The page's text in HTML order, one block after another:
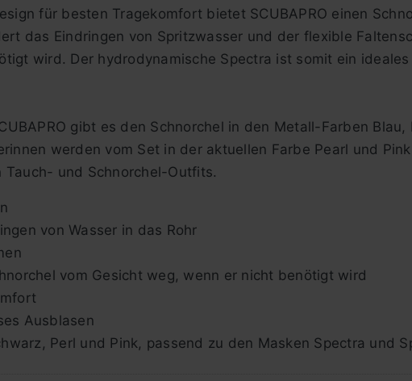
für besten Tragekomfort bietet SCUBAPRO einen
das Eindringen von Spritzwasser und der flexible
wird. Der hydrodynamische Spectra ist somit ein
gibt es den Schnorchel in den Metall-Farben Blau,
werden vom Set in der aktuellen Farbe Pearl und
und Schnorchel-Outfits.
von Wasser in das Rohr
vom Gesicht weg, wenn er nicht benötigt wird
Ausblasen
Perl und Pink, passend zu den Masken Spectra und